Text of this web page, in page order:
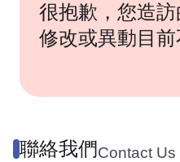
很抱歉，您造
修改或異動目前
聯絡我們Contact Us